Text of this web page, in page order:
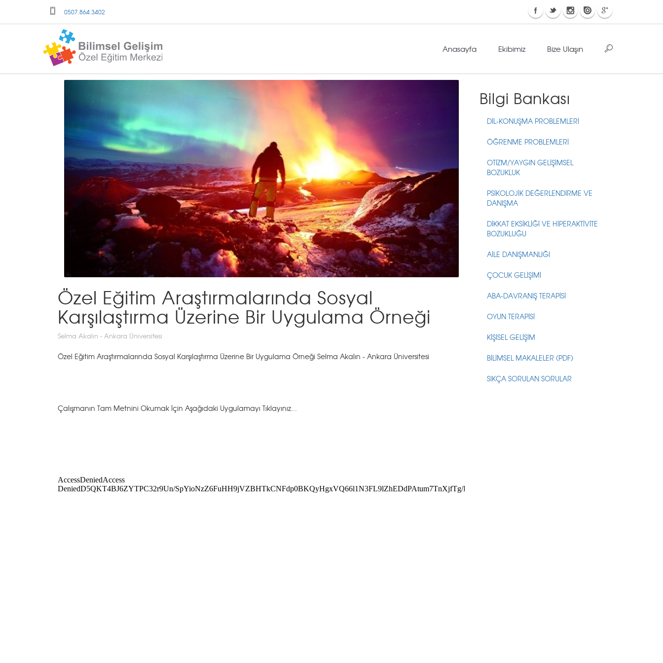
0507.864.3402
Anasayfa Ekibimiz Bize Ulaşın
Özel Eğitim Araştırmalarında Sosyal
Karşılaştırma Üzerine Bir Uygulama Örneği
Selma Akalın - Ankara Üniversitesi
Özel Eğitim Araştırmalarında Sosyal Karşılaştırma Üzerine Bir Uygulama Örneği Selma Akalın - Ankara Üniversitesi
Çalışmanın Tam Metnini Okumak İçin Aşağıdaki Uygulamayı Tıklayınız...
Bilgi Bankası
DİL-KONUŞMA PROBLEMLERİ
ÖĞRENME PROBLEMLERİ
OTİZM/YAYGIN GELİŞİMSEL
BOZUKLUK
PSİKOLOJİK DEĞERLENDİRME VE
DANIŞMA
DİKKAT EKSİKLİĞİ VE HİPERAKTİVİTE
BOZUKLUĞU
AİLE DANIŞMANLIĞI
ÇOCUK GELİŞİMİ
ABA-DAVRANIŞ TERAPİSİ
OYUN TERAPİSİ
KİŞİSEL GELİŞİM
BİLİMSEL MAKALELER (PDF)
SIKÇA SORULAN SORULAR